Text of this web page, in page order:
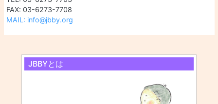
FAX: 03-6273-7708
MAIL: info@jbby.org
JBBYとは